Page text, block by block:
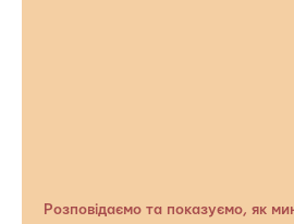
Розповідаємо та показуємо, як